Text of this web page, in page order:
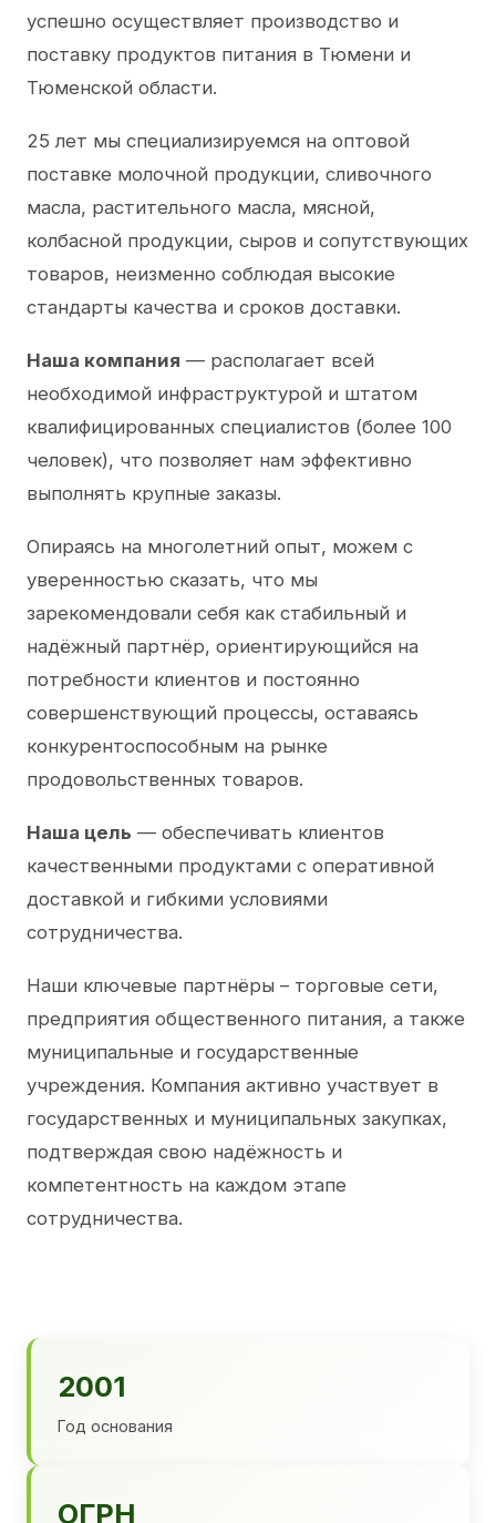
успешно осуществляет производство и
поставку продуктов питания в Тюмени и
Тюменской области.
25 лет мы специализируемся на оптовой
поставке молочной продукции, сливочного
масла, растительного масла, мясной,
колбасной продукции, сыров и сопутствующих
товаров, неизменно соблюдая высокие
стандарты качества и сроков доставки.
Наша компания — располагает всей
необходимой инфраструктурой и штатом
квалифицированных специалистов (более 100
человек), что позволяет нам эффективно
выполнять крупные заказы.
Опираясь на многолетний опыт, можем с
уверенностью сказать, что мы
зарекомендовали себя как стабильный и
надёжный партнёр, ориентирующийся на
потребности клиентов и постоянно
совершенствующий процессы, оставаясь
конкурентоспособным на рынке
продовольственных товаров.
Наша цель — обеспечивать клиентов
качественными продуктами с оперативной
доставкой и гибкими условиями
сотрудничества.
Наши ключевые партнёры – торговые сети,
предприятия общественного питания, а также
муниципальные и государственные
учреждения. Компания активно участвует в
государственных и муниципальных закупках,
подтверждая свою надёжность и
компетентность на каждом этапе
сотрудничества.
2001
Год основания
ОГРН